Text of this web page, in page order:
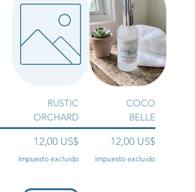
RUSTIC
ORCHARD
Precio
12,00 US$
Impuesto excluido
COCO
BELLE
Precio
12,00 US$
Impuesto excluido